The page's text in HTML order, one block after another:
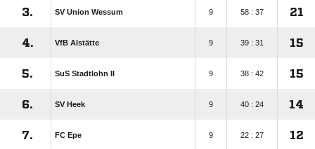
3. SV Union Wessum 9 58 : 37 21
4. VfB Alstätte 9 39 : 31 15
5. SuS Stadtlohn II 9 38 : 42 15
6. SV Heek 9 40 : 24 14
7. FC Epe 9 22 : 27 12